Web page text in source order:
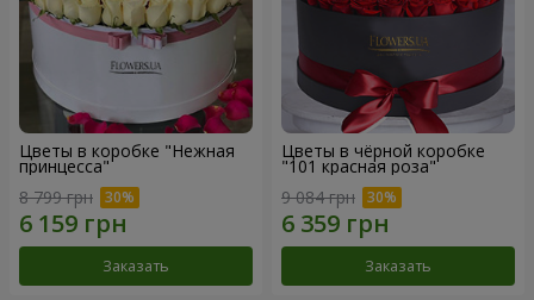
Цветы в коробке "Нежная
принцесса"
8 799 грн
Заказать
Цветы в чёрной коробке
"101 красная роза"
9 084 грн
Заказать